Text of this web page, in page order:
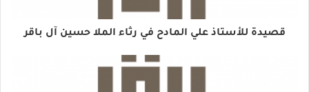
قصيدة للأستاذ علي المادح في رثاء الملا حسين آل باقر